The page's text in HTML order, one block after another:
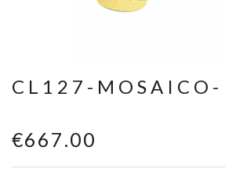
CL127-MOSAICO-
€667.00